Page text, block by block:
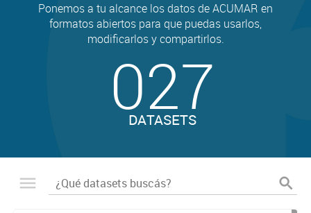
Ponemos a tu alcance los datos de ACUMAR en
formatos abiertos para que puedas usarlos,
modificarlos y compartirlos.
027
DATASETS